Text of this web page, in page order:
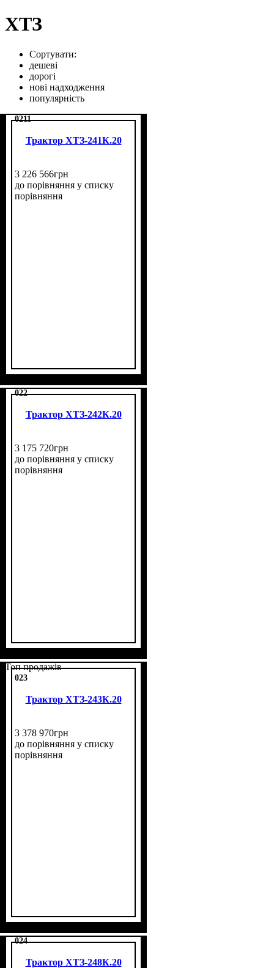
ХТЗ
Сортувати:
дешеві
дорогі
нові надходження
популярність
0211
Трактор ХТЗ-241К.20
3 226 566грн
до порівняння у списку
порівняння
022
Трактор ХТЗ-242К.20
3 175 720грн
до порівняння у списку
порівняння
Топ продажів
023
Трактор ХТЗ-243К.20
3 378 970грн
до порівняння у списку
порівняння
024
Трактор ХТЗ-248К.20